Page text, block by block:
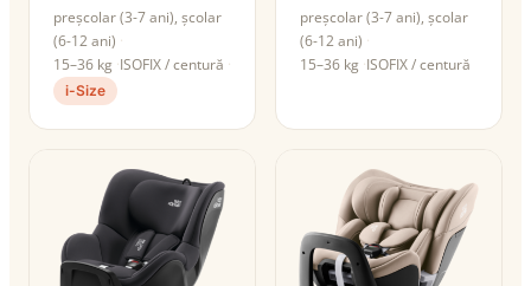
preșcolar (3-7 ani), școlar
(6-12 ani)
15–36 kg ISOFIX / centură
i-Size
preșcolar (3-7 ani), școlar
(6-12 ani)
15–36 kg ISOFIX / centură